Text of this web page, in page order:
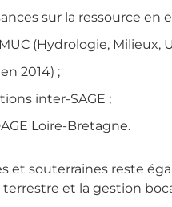
sur la ressource en
(Hydrologie, Milieux,
2014) ;
inter-SAGE ;
Loire-Bretagne.
et souterraines reste
et la gestion